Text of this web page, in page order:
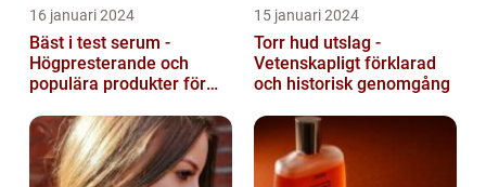
16 januari 2024
Bäst i test serum -
Högpresterande och
populära produkter för
15 januari 2024
Torr hud utslag -
Vetenskapligt förklarad
och historisk genomgång